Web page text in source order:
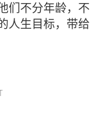
们不分年龄，不
人生目标，带给